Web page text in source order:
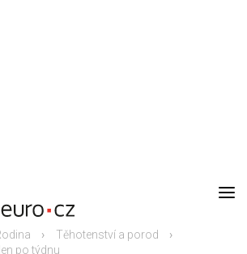
DOMÁCÍ LÉKAŘ
Těhotenství a porod
po týdnu